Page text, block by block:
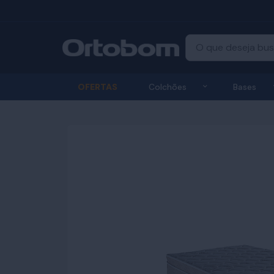
OFERTAS Colchões ExibirBases